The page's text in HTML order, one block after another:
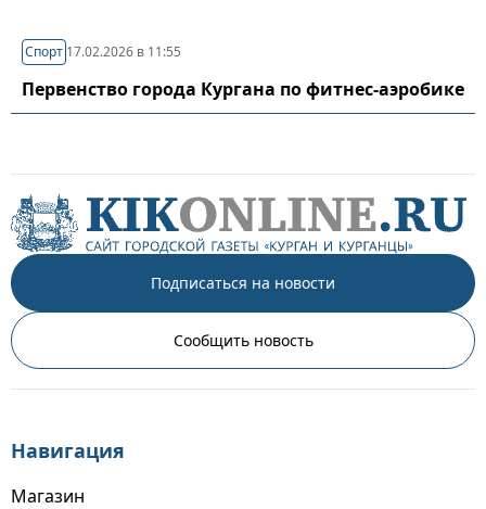
Спорт 17.02.2026 в 11:55
Первенство города Кургана по фитнес-аэробике
Подписаться на новости
Сообщить новость
Навигация
Магазин